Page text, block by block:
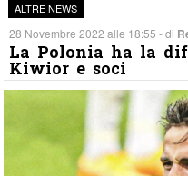
ALTRE NEWS
28 Novembre 2022 alle 18:55 - di
La Polonia ha la
Kiwior e soci